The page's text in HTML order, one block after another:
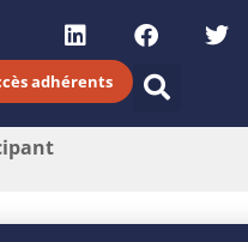
adhérents